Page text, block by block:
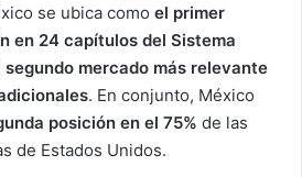
se ubica como el primer
en 24 capítulos del Sistema
segundo mercado más relevante
. En conjunto, México
posición en el 75% de las
de Estados Unidos.